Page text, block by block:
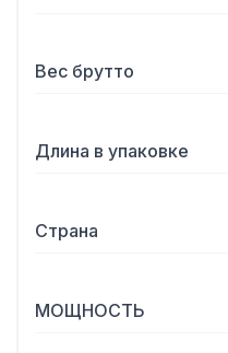
Вес брутто
Длина в упаковке
Страна
МОЩНОСТЬ